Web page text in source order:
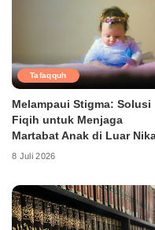
Tafaqquh
Melampaui Stigma: Solusi
Fiqih untuk Menjaga
Martabat Anak di Luar
8 Juli 2026